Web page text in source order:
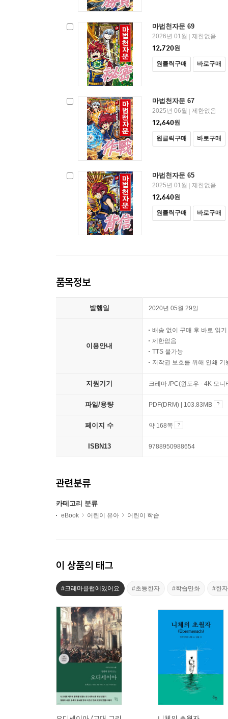
마법천자문 69
2026년 01월 | 제한없음
12,720원
원클릭구매 바로구매
마법천자문 67
2025년 06월 | 제한없음
12,640원
원클릭구매 바로구매
마법천자문 65
2025년 01월 | 제한없음
12,640원
원클릭구매 바로구매
품목정보
발행일 2020년 05월 29일
이용안내
배송 없이 구매 후 바로 읽기
제한없음
TTS 불가능
저작권 보호를 위해 인쇄 기
지원기기 크레마 /PC(윈도우 - 4K 모
파일/용량 PDF(DRM) | 103.83MB
페이지 수 약 168쪽
ISBN13 9788950988654
관련분류
카테고리 분류
eBook 어린이 유아 어린이 학습
이 상품의 태그
#크레마클럽에있어요 #초등한자 #학습만화 #한